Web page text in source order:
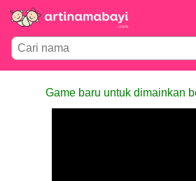
Game baru untuk dimainkan